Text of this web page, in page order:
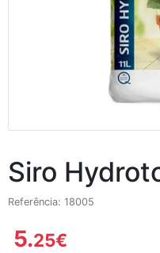
Siro
Referência: 18005
5.25€